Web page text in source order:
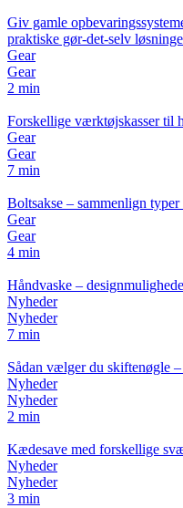
Giv gamle
praktiske gør-det-selv
Gear
Gear
2 min
Forskellige værktøjskasser til
Gear
Gear
7 min
Boltsakse – sammenlign typer
Gear
Gear
4 min
Håndvaske –
Nyheder
Nyheder
7 min
Sådan vælger du skiftenøgle
Nyheder
Nyheder
2 min
Kædesave med forskellige
Nyheder
Nyheder
3 min